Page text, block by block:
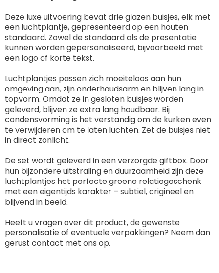
Deze luxe uitvoering bevat drie glazen buisjes, elk met
een luchtplantje, gepresenteerd op een houten
standaard. Zowel de standaard als de presentatie
kunnen worden gepersonaliseerd, bijvoorbeeld met
een logo of korte tekst.
Luchtplantjes passen zich moeiteloos aan hun
omgeving aan, zijn onderhoudsarm en blijven lang in
topvorm. Omdat ze in gesloten buisjes worden
geleverd, blijven ze extra lang houdbaar. Bij
condensvorming is het verstandig om de kurken even
te verwijderen om te laten luchten. Zet de buisjes niet
in direct zonlicht.
De set wordt geleverd in een verzorgde giftbox. Door
hun bijzondere uitstraling en duurzaamheid zijn deze
luchtplantjes het perfecte groene relatiegeschenk
met een eigentijds karakter – subtiel, origineel en
blijvend in beeld.
Heeft u vragen over dit product, de gewenste
personalisatie of eventuele verpakkingen? Neem dan
gerust contact met ons op.